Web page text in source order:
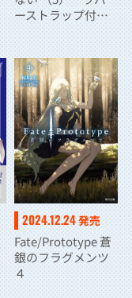
ーストラップ付き
2024.12.24発売
Fate/Prototype 蒼
銀のフラグメンツ
４